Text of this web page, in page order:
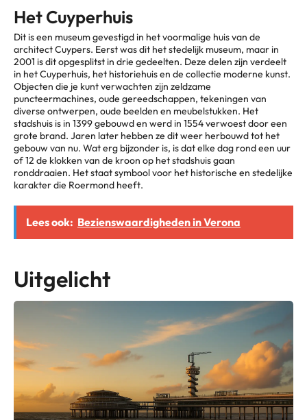
Het Cuyperhuis
Dit is een museum gevestigd in het voormalige huis van de
architect Cuypers. Eerst was dit het stedelijk museum, maar in
2001 is dit opgesplitst in drie gedeelten. Deze delen zijn verdeelt
in het Cuyperhuis, het historiehuis en de collectie moderne kunst.
Objecten die je kunt verwachten zijn zeldzame
puncteermachines, oude gereedschappen, tekeningen van
diverse ontwerpen, oude beelden en meubelstukken. Het
stadshuis is in 1399 gebouwd en werd in 1554 verwoest door een
grote brand. Jaren later hebben ze dit weer herbouwd tot het
gebouw van nu. Wat erg bijzonder is, is dat elke dag rond een uur
of 12 de klokken van de kroon op het stadshuis gaan
ronddraaien. Het staat symbool voor het historische en stedelijke
karakter die Roermond heeft.
Lees ook: Bezienswaardigheden in Verona
Uitgelicht